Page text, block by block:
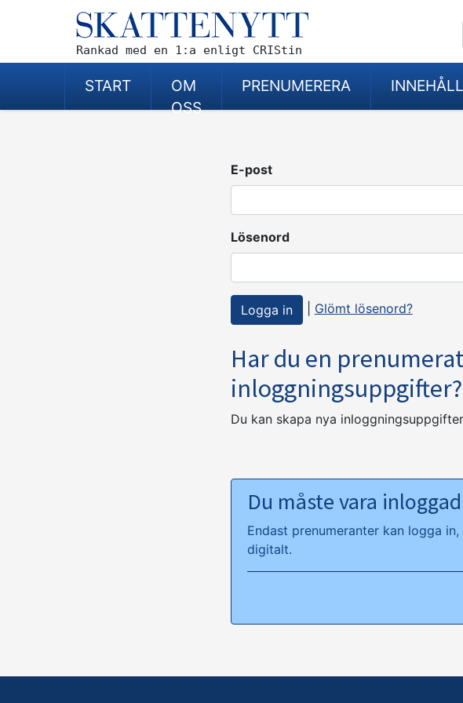
Rankad med en 1:a enligt CRIStin
START
OM
OSS
PRENUMERERA INNEHÅLL
E-post
Lösenord
Glömt lösenord?
Har du en
inloggningsuppgifter?
Du kan skapa nya
Du måste vara
Endast prenumeranter kan logga
digitalt.